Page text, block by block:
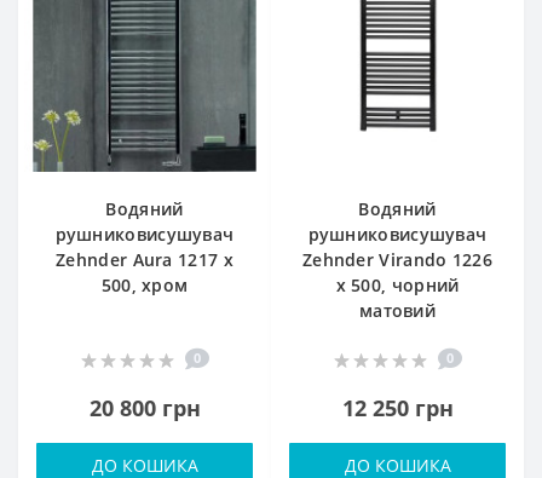
Водяний
рушниковисушувач
Zehnder Aura 1217 x
500, хром
0
20 800 грн
ДО КОШИКА
Водяний
рушниковисушувач
Zehnder Virando 1226
x 500, чорний
матовий
0
12 250 грн
ДО КОШИКА